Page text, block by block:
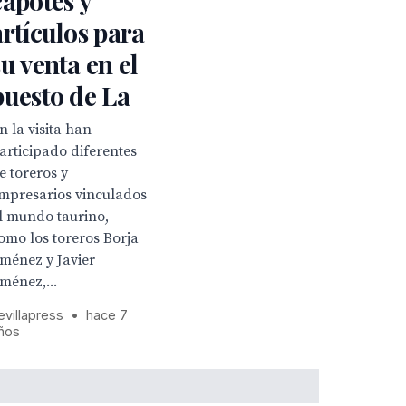
para
venta en el
de La
la visita han
diferentes
toreros y
vinculados
mundo taurino,
los toreros Borja
y Javier
•
hace 7